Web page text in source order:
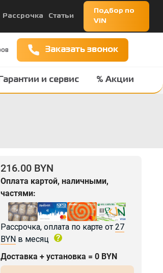
Рассрочка Статьи
Подбор по
VIN
Заказать звонок
Гарантии и сервис % Акции
216.00 BYN
Оплата картой, наличными,
частями:
Рассрочка, оплата по карте от 27
BYNв месяц
Доставка + установка = 0 BYN